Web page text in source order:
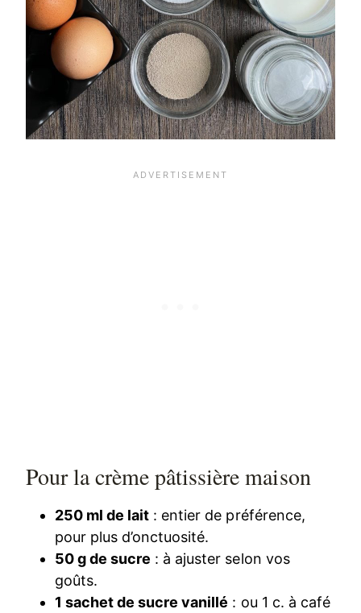
Pour la crème pâtissière maison
250 ml de lait : entier de préférence,
pour plus d’onctuosité.
50 g de sucre : à ajuster selon vos
goûts.
1 sachet de sucre vanillé : ou 1 c. à café